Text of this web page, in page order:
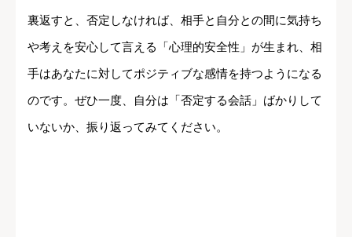
裏返すと、否定しなければ、相手と自分との間に気持ち
や考えを安心して言える「心理的安全性」が生まれ、相
手はあなたに対してポジティブな感情を持つようになる
のです。ぜひ一度、自分は「否定する会話」ばかりして
いないか、振り返ってみてください。